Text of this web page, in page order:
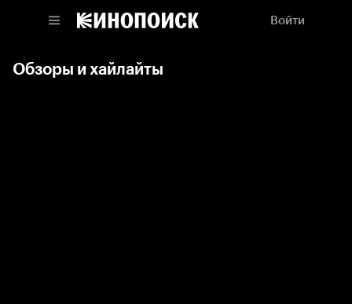
Войти
Обзоры и хайлайты